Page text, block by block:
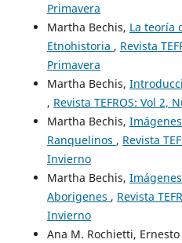
Primavera
Martha Bechis, La teoría
Etnohistoria , Revista
Primavera
Martha Bechis,
, Revista TEFROS: Vol 2,
Martha Bechis,
Ranquelinos , Revista
Invierno
Martha Bechis,
Aborigenes , Revista
Invierno
Ana M. Rochietti,